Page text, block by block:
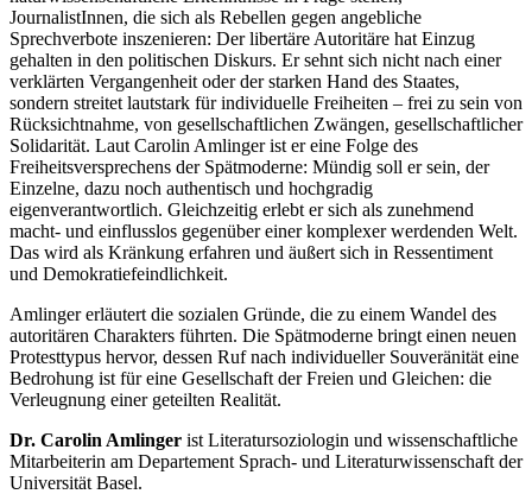
JournalistInnen, die sich als Rebellen gegen angebliche
Sprechverbote inszenieren: Der libertäre Autoritäre hat Einzug
gehalten in den politischen Diskurs. Er sehnt sich nicht nach einer
verklärten Vergangenheit oder der starken Hand des Staates,
sondern streitet lautstark für individuelle Freiheiten – frei zu sein von
Rücksichtnahme, von gesellschaftlichen Zwängen, gesellschaftlicher
Solidarität. Laut Carolin Amlinger ist er eine Folge des
Freiheitsversprechens der Spätmoderne: Mündig soll er sein, der
Einzelne, dazu noch authentisch und hochgradig
eigenverantwortlich. Gleichzeitig erlebt er sich als zunehmend
macht- und einflusslos gegenüber einer komplexer werdenden Welt.
Das wird als Kränkung erfahren und äußert sich in Ressentiment
und Demokratiefeindlichkeit.
Amlinger erläutert die sozialen Gründe, die zu einem Wandel des
autoritären Charakters führten. Die Spätmoderne bringt einen neuen
Protesttypus hervor, dessen Ruf nach individueller Souveränität eine
Bedrohung ist für eine Gesellschaft der Freien und Gleichen: die
Verleugnung einer geteilten Realität.
Dr. Carolin Amlinger ist Literatursoziologin und wissenschaftliche
Mitarbeiterin am Departement Sprach- und Literaturwissenschaft der
Universität Basel.